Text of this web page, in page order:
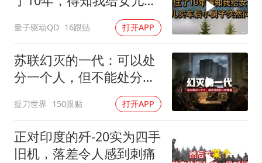
量子驱动QD 16跟贴 打开APP
苏联幻灭的一代：可以处
分一个人，但不能处分一
捉刀世界 150跟贴 打开APP
正对印度的歼-20实为四手
旧机，落差令人感到刺痛